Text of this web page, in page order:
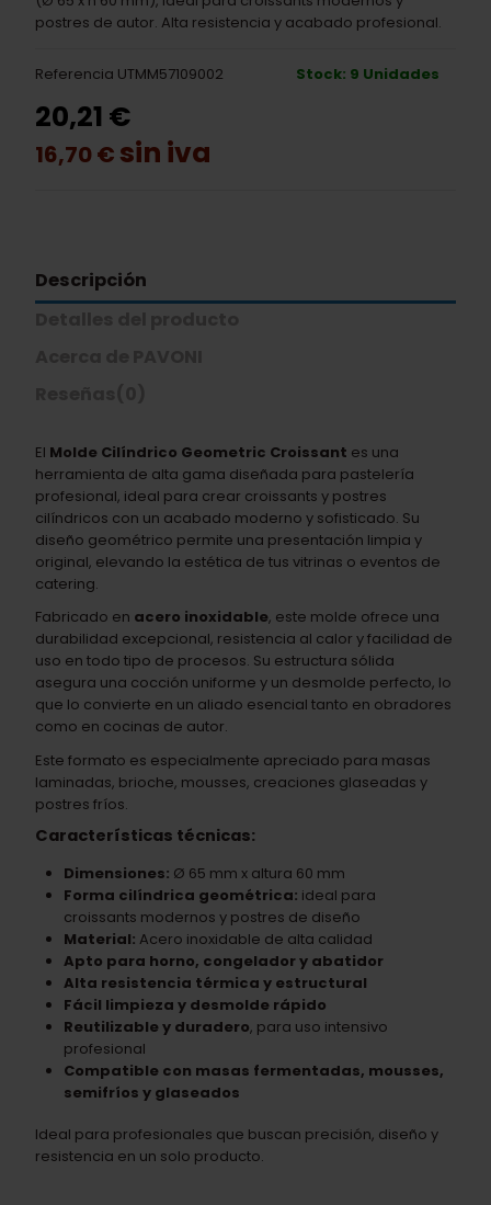
postres de autor. Alta resistencia y acabado profesional.
Referencia UTMM57109002 Stock: 9 Unidades
20,21 €
16,70 € sin iva
Descripción
El Molde Cilíndrico Geometric Croissant es una
herramienta de alta gama diseñada para pastelería
profesional, ideal para crear croissants y postres
cilíndricos con un acabado moderno y sofisticado. Su
diseño geométrico permite una presentación limpia y
original, elevando la estética de tus vitrinas o eventos de
catering.
Fabricado en acero inoxidable, este molde ofrece una
durabilidad excepcional, resistencia al calor y facilidad de
uso en todo tipo de procesos. Su estructura sólida
asegura una cocción uniforme y un desmolde perfecto, lo
que lo convierte en un aliado esencial tanto en obradores
como en cocinas de autor.
Este formato es especialmente apreciado para masas
laminadas, brioche, mousses, creaciones glaseadas y
postres fríos.
Características técnicas:
Dimensiones: Ø 65 mm x altura 60 mm
Forma cilíndrica geométrica: ideal para
croissants modernos y postres de diseño
Material: Acero inoxidable de alta calidad
Apto para horno, congelador y abatidor
Alta resistencia térmica y estructural
Fácil limpieza y desmolde rápido
Reutilizable y duradero, para uso intensivo
profesional
Compatible con masas fermentadas, mousses,
semifríos y glaseados
Ideal para profesionales que buscan precisión, diseño y
resistencia en un solo producto.